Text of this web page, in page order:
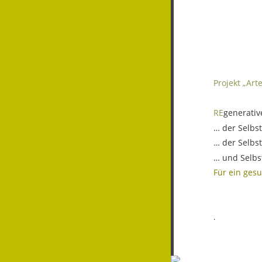
Projekt
RE
… der
… der
… und
Für ein
.